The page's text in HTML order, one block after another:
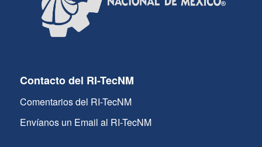
Contacto del RI-TecNM
Comentarios del RI-TecNM
Envíanos un Email al RI-TecNM